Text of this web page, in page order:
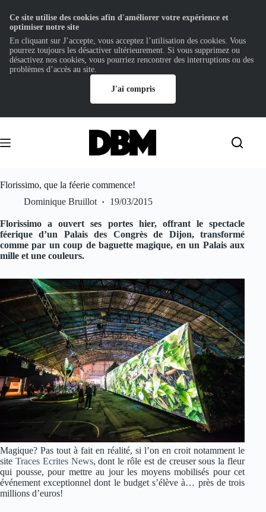
contenu
Florissimo, que la féerie commence!
Dominique Bruillot
19/03/2015
Florissimo a ouvert ses portes hier, offrant le spectacle
féerique d’un Palais des Congrès de Dijon, transformé
comme par un coup de baguette magique, en un Palais aux
mille et une couleurs.
Magique? Pas tout à fait en réalité, si l’on en croit notamment le
site Traces Ecrites News, dont le rôle est de creuser sous la fleur
qui pousse, pour mettre au jour les moyens mobilisés pour cet
événement exceptionnel dont le budget s’élève à… près de trois
millions d’euros!
Ce site utilise des cookies afin d'améliorer votre expérience et
optimiser notre site
En cliquant sur J’accepte, vous acceptez l’utilisation des cookies. Vous
pourrez toujours les désactiver ultérieurement. Si vous supprimez ou
désactivez nos cookies, vous pourriez rencontrer des interruptions ou des
problèmes d’accès au site.
J'ai compris